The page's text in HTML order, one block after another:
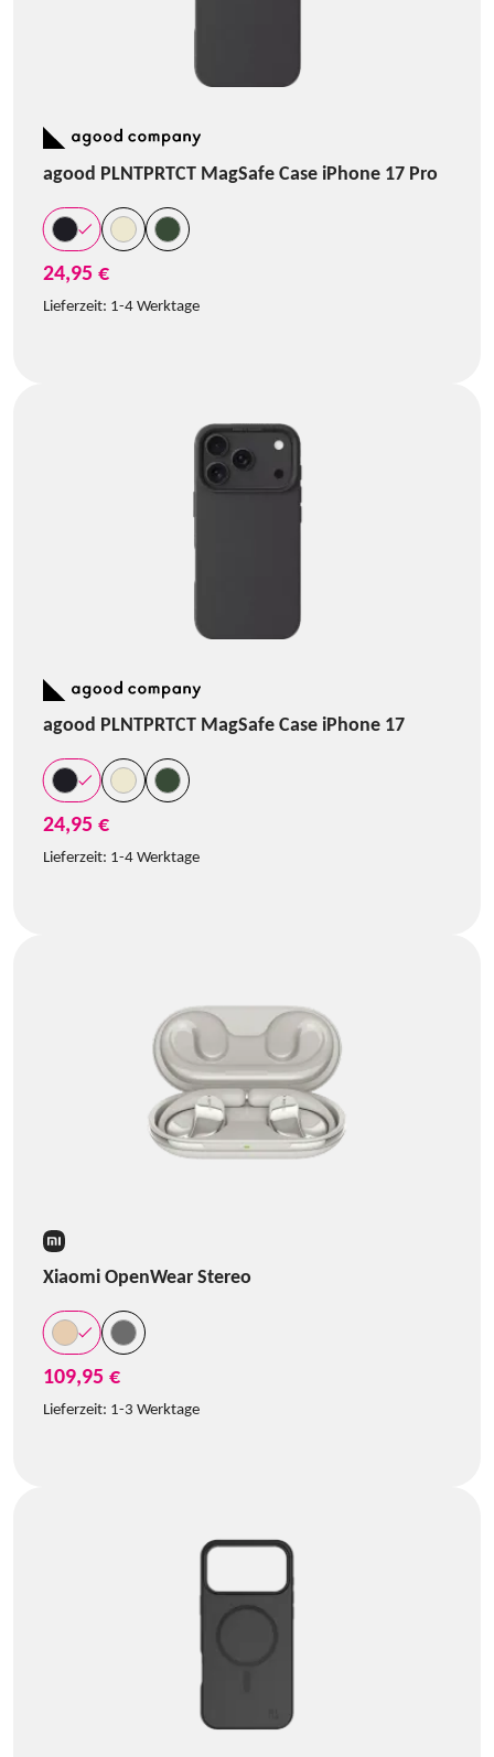
agood PLNTPRTCT MagSafe Case iPhone 17 Pro
24,95 €
Lieferzeit: 1-4 Werktage
agood PLNTPRTCT MagSafe Case iPhone 17
24,95 €
Lieferzeit: 1-4 Werktage
Xiaomi OpenWear Stereo
109,95 €
Lieferzeit: 1-3 Werktage